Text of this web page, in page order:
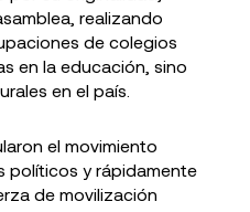
realizando
de colegios
en la educación, sino
en el país.
el movimiento
políticos y rápidamente
de movilización